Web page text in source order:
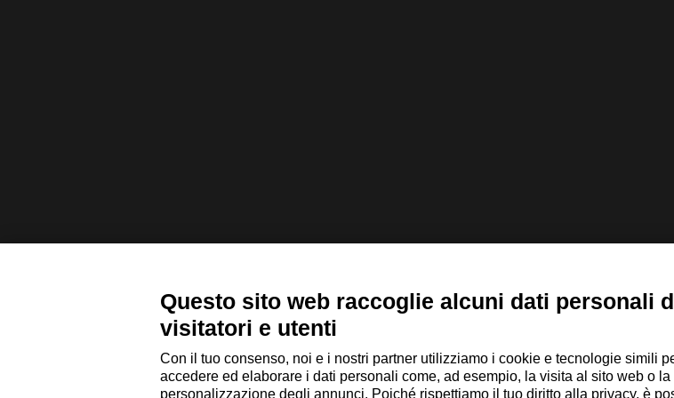
Questo sito web raccoglie alcuni dati personali
visitatori e utenti
Con il tuo consenso, noi e i nostri partner utilizziamo i cookie e tecnologie simili
accedere ed elaborare i dati personali come, ad esempio, la visita al sito web o la
personalizzazione degli annunci. Poiché rispettiamo il tuo diritto alla privacy, è